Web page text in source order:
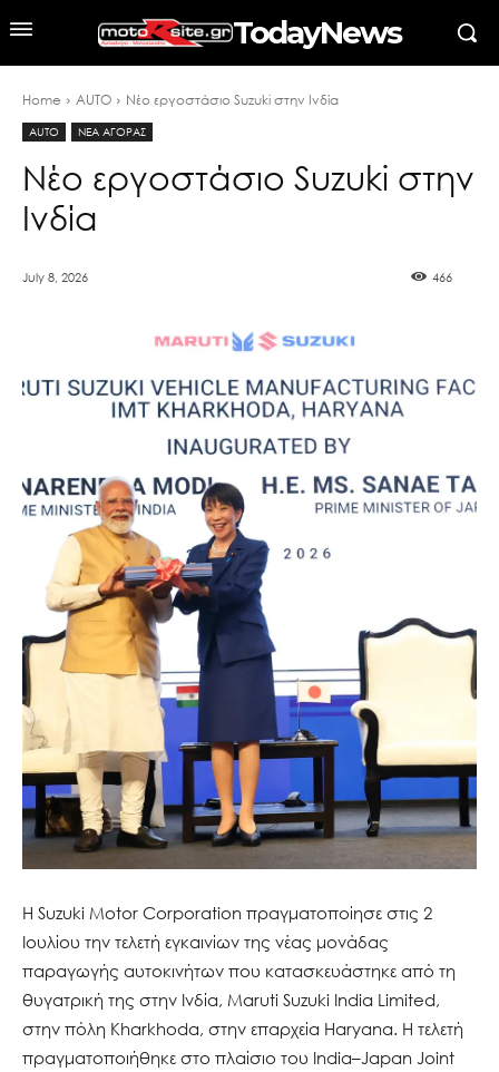
TodayNews
Home AUTO Νέο εργοστάσιο Suzuki στην Ινδία
AUTO ΝΕΑ ΑΓΟΡΑΣ
Νέο εργοστάσιο Suzuki στην
Ινδία
July 8, 2026 466
Η Suzuki Motor Corporation πραγματοποίησε στις 2
Ιουλίου την τελετή εγκαινίων της νέας μονάδας
παραγωγής αυτοκινήτων που κατασκευάστηκε από τη
θυγατρική της στην Ινδία, Maruti Suzuki India Limited,
στην πόλη Kharkhoda, στην επαρχεία Haryana. Η τελετή
πραγματοποιήθηκε στο πλαίσιο του India–Japan Joint